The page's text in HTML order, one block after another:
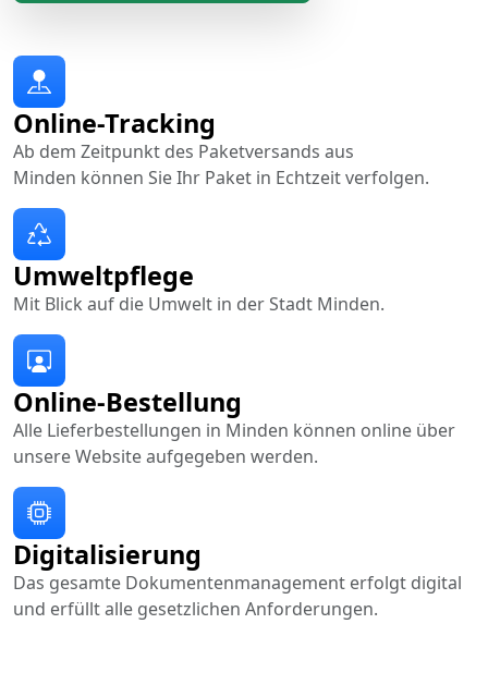
Online-Bestellung
Alle Lieferbestellungen in Minden können online über
unsere Website aufgegeben werden.
Online-Tracking
Ab dem Zeitpunkt des Paketversands aus
Minden können Sie Ihr Paket in Echtzeit verfolgen.
Digitalisierung
Das gesamte Dokumentenmanagement erfolgt digital
und erfüllt alle gesetzlichen Anforderungen.
Umweltpflege
Mit Blick auf die Umwelt in der Stadt Minden.